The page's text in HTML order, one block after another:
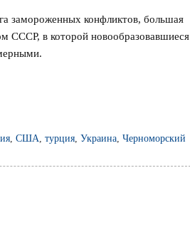
замороженных конфликтов, большая
СССР, в которой новообразовавшиеся
, США турция, Украина, Черноморский